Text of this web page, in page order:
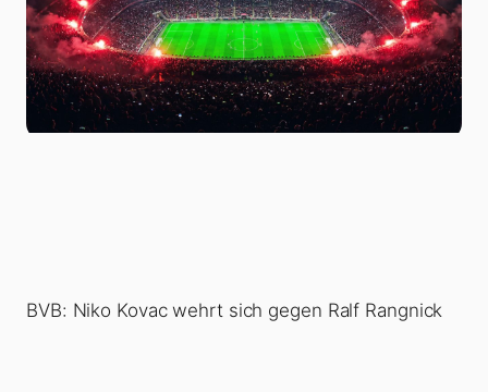
BVB: Niko Kovac wehrt sich gegen Ralf Rangnick